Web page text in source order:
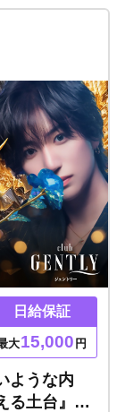
日給保証
大15,000 円
ような内
る土台』を